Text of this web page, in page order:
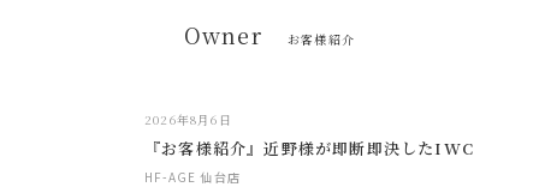
Owner お客様紹介
2026年8月6日
『お客様紹介』近野様が即断即決したIWC
HF-AGE 仙台店